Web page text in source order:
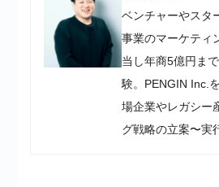
ベンチャーやスタ
事業のマーケティ
当し年商5億円ま
験。PENGIN Inc.
場企業やレガシー
グ戦略の立案〜実